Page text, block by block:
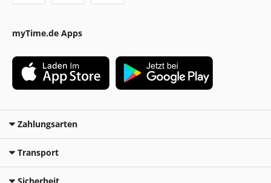
myTime.de Apps
Zahlungsarten
Transport
Sicherheit